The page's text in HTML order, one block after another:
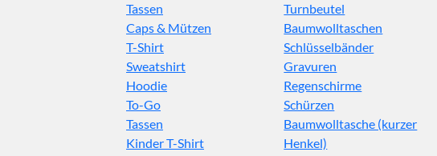
Tassen
Caps & Mützen
T-Shirt
Sweatshirt
Hoodie
To-Go
Turnbeutel
Baumwolltaschen
Schlüsselbänder
Gravuren
Regenschirme
Schürzen
Tassen
Kinder T-Shirt
Baumwolltasche (kurzer
Henkel)